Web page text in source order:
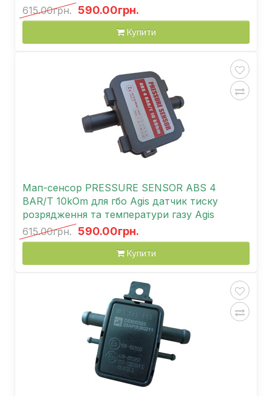
615.00грн. 590.00грн.
Купити
Мап-сенсор PRESSURE SENSOR ABS 4
BAR/T 10kOm для гбо Agis датчик тиску
розрядження та температури газу Agis
615.00грн. 590.00грн.
Купити